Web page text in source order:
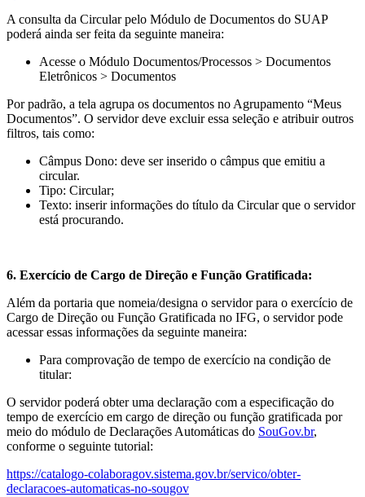
A consulta da Circular pelo Módulo de Documentos do SUAP
poderá ainda ser feita da seguinte maneira:
Acesse o Módulo Documentos/Processos > Documentos
Eletrônicos > Documentos
Por padrão, a tela agrupa os documentos no Agrupamento “Meus
Documentos”. O servidor deve excluir essa seleção e atribuir outros
filtros, tais como:
Câmpus Dono: deve ser inserido o câmpus que emitiu a
circular.
Tipo: Circular;
Texto: inserir informações do título da Circular que o servidor
está procurando.
6. Exercício de Cargo de Direção e Função Gratificada:
Além da portaria que nomeia/designa o servidor para o exercício de
Cargo de Direção ou Função Gratificada no IFG, o servidor pode
acessar essas informações da seguinte maneira:
Para comprovação de tempo de exercício na condição de
titular:
O servidor poderá obter uma declaração com a especificação do
tempo de exercício em cargo de direção ou função gratificada por
meio do módulo de Declarações Automáticas do SouGov.br,
conforme o seguinte tutorial:
https://catalogo-colaboragov.sistema.gov.br/servico/obter-
declaracoes-automaticas-no-sougov